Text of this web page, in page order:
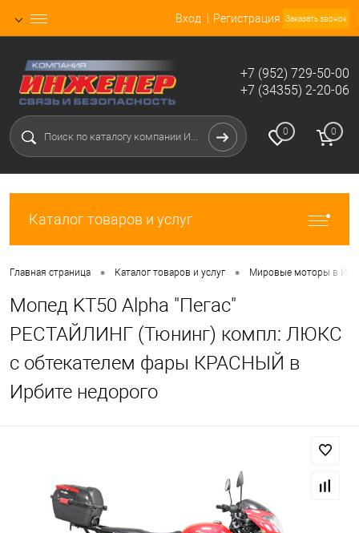
Вход Регистрация Заказать звонок
+7 (952) 729-50-00
+7 (34355) 2-20-06
0 0
Каталог товаров и услуг
Главная страница • Каталог товаров и услуг • Мировые моторы в
Мопед KT50 Alpha "Пегас"
РЕСТАЙЛИНГ (Тюнинг) компл: ЛЮКС
с обтекателем фары КРАСНЫЙ в
Ирбите недорого